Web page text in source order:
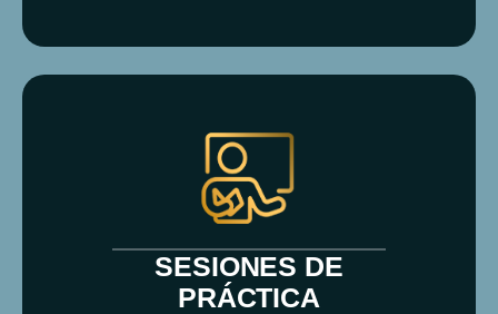
SESIONES DE
PRÁCTICA